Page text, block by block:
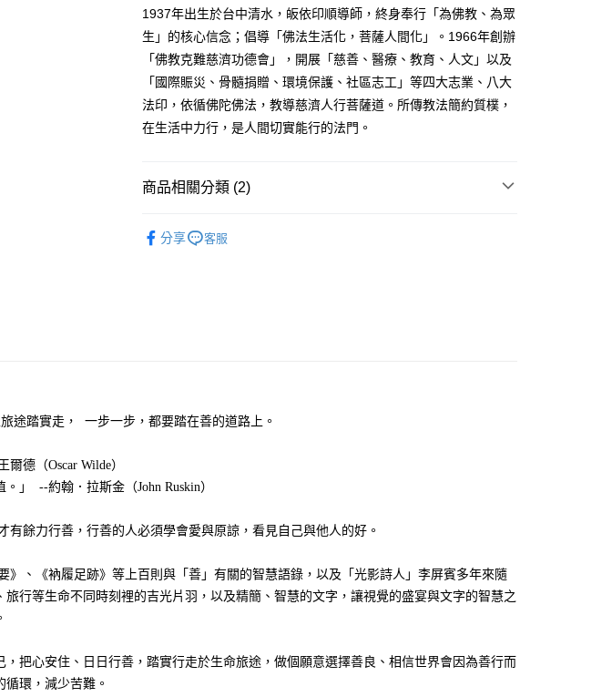
付款後7-11取貨
每筆NT$60，滿NT$499(含以上)免運費
宅配
每筆NT$100，滿NT$499(含以上)免運費
1937年出生於台中清水，皈依印順導師，終身奉行「為佛教、為眾
生」的核心信念；倡導「佛法生活化，菩薩人間化」。1966年創辦
「佛教克難慈濟功德會」，開展「慈善、醫療、教育、人文」以及
「國際賑災、骨髓捐贈、環境保護、社區志工」等四大志業、八大
法印，依循佛陀佛法，教導慈濟人行菩薩道。所傳教法簡約質樸，
在生活中力行，是人間切實能行的法門。
商品相關分類 (2)
分享 客服
途踏實走，  一步一步，都要踏在善的道路上。
爾德（Oscar Wilde）
。」  --約翰．拉斯金（John Ruskin）
有餘力行善，行善的人必須學會愛與原諒，看見自己與他人的好。
行等生命不同時刻裡的吉光片羽，以及精簡、智慧的文字，讓視覺的盛宴與文字的智慧之
把心安住、日日行善，踏實行走於生命旅途，做個願意選擇善良、相信世界會因為善行而
循環，減少苦難。